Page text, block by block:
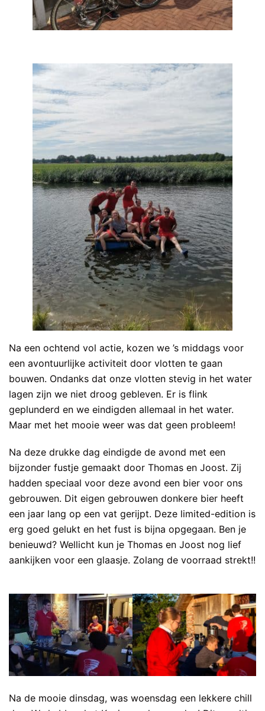
Na een ochtend vol actie, kozen we ’s middags voor
een avontuurlijke activiteit door vlotten te gaan
bouwen. Ondanks dat onze vlotten stevig in het water
lagen zijn we niet droog gebleven. Er is flink
geplunderd en we eindigden allemaal in het water.
Maar met het mooie weer was dat geen probleem!
Na deze drukke dag eindigde de avond met een
bijzonder fustje gemaakt door Thomas en Joost. Zij
hadden speciaal voor deze avond een bier voor ons
gebrouwen. Dit eigen gebrouwen donkere bier heeft
een jaar lang op een vat gerijpt. Deze limited-edition is
erg goed gelukt en het fust is bijna opgegaan. Ben je
benieuwd? Wellicht kun je Thomas en Joost nog lief
aankijken voor een glaasje. Zolang de voorraad strekt!!
Na de mooie dinsdag, was woensdag een lekkere chill